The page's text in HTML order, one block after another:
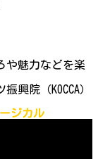
や魅力などを楽
興院（KOCCA）
ジカル